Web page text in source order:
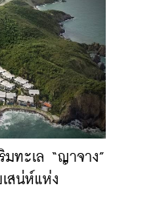
มทะเล “ญาจาง”
สน่ห์แห่ง